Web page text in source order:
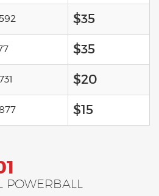
$35
$35
$20
$15
POWERBALL